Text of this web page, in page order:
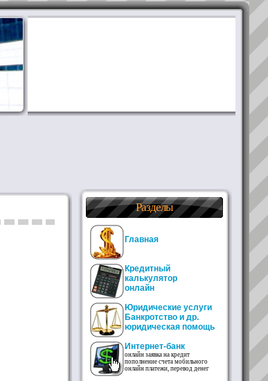
Разделы
Главная
Кредитный
калькулятор
онлайн
Юридические услуги
Банкротство и др.
юридическая помощь
Интернет-банк
онлайн заявка на кредит
пополнение счета мобильного
онлайн платежи, перевод денег